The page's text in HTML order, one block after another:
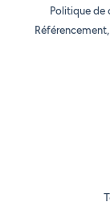
Politique de